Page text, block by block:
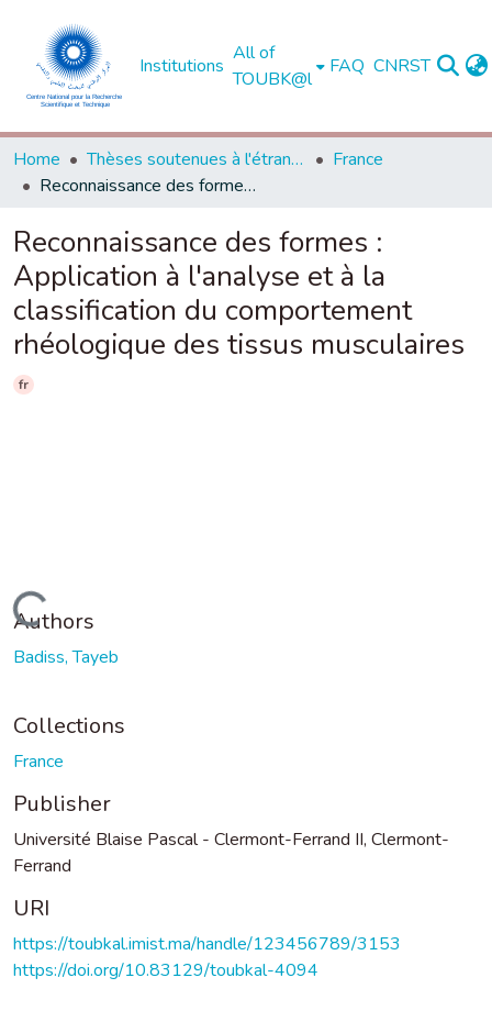
Institutions
All of
TOUBK@l
FAQ CNRST
Home Thèses soutenues à l'étranger
France
Reconnaissance des formes : Application à l'analyse et à la classification du comportement rhéologique des tissus musculaires
Reconnaissance des formes :
Application à l'analyse et à la
classification du comportement
rhéologique des tissus musculaires
fr
Loading...
Authors
Badiss, Tayeb
Collections
France
Publisher
Université Blaise Pascal - Clermont-Ferrand II, Clermont-
Ferrand
URI
https://toubkal.imist.ma/handle/123456789/3153
https://doi.org/10.83129/toubkal-4094